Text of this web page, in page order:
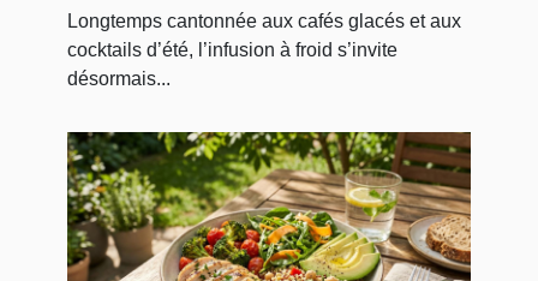
Longtemps cantonnée aux cafés glacés et aux
cocktails d’été, l’infusion à froid s’invite
désormais...